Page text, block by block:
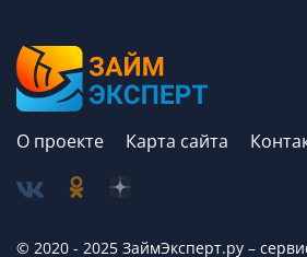
О проекте Карта сайта
© 2020 - 2025 ЗаймЭксперт.ру –